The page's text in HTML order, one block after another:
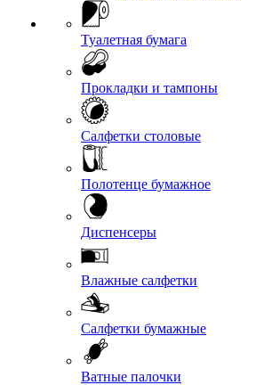
Туалетная бумага
Прокладки и тампоны
Салфетки столовые
Полотенце бумажное
Диспенсеры
Влажные салфетки
Салфетки бумажные
Ватные палочки